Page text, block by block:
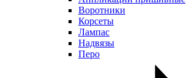
Воротники
Корсеты
Лампас
Надвязы
Перо